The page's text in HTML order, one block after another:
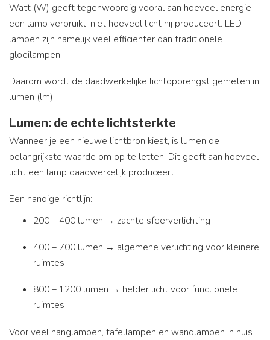
Watt (W) geeft tegenwoordig vooral aan hoeveel energie
een lamp verbruikt, niet hoeveel licht hij produceert. LED
lampen zijn namelijk veel efficiënter dan traditionele
gloeilampen.
Daarom wordt de daadwerkelijke lichtopbrengst gemeten in
lumen (lm).
Lumen: de echte lichtsterkte
Wanneer je een nieuwe lichtbron kiest, is lumen de
belangrijkste waarde om op te letten. Dit geeft aan hoeveel
licht een lamp daadwerkelijk produceert.
Een handige richtlijn:
200 – 400 lumen → zachte sfeerverlichting
400 – 700 lumen → algemene verlichting voor kleinere
ruimtes
800 – 1200 lumen → helder licht voor functionele
ruimtes
Voor veel hanglampen, tafellampen en wandlampen in huis